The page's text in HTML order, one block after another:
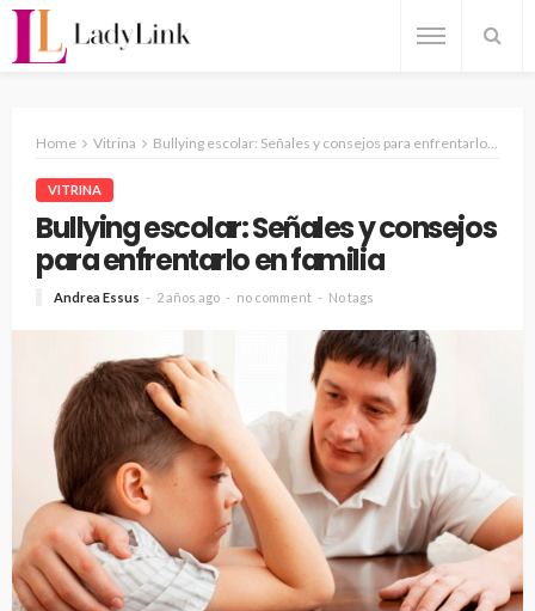
Home Vitrina Bullying escolar: Señales y consejos para enfrentarlo en familia
VITRINA
Bullying escolar: Señales y consejos
para enfrentarlo en familia
Andrea Essus 2 años ago no comment No tags